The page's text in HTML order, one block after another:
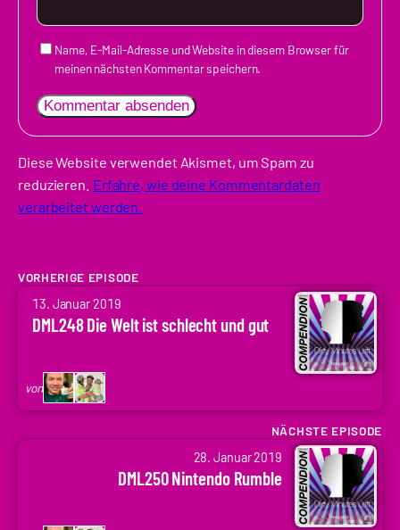
Name, E-Mail-Adresse und Website in diesem Browser für
meinen nächsten Kommentar speichern.
Diese Website verwendet Akismet, um Spam zu
reduzieren. Erfahre, wie deine Kommentardaten
verarbeitet werden.
VORHERIGE EPISODE
13. Januar 2019
DML248 Die Welt ist schlecht und gut
von
von
Arne
Codenaga,
Holger
NÄCHSTE EPISODE
28. Januar 2019
DML250 Nintendo Rumble